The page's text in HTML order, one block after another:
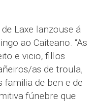
Laxe lanzouse á
ao Caiteano. “As
e vicio, fillos
as de troula,
familia de ben e de
fúnebre que